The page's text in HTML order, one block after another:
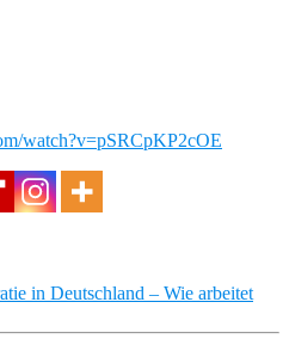
watch?v=pSRCpKP2cOE
in Deutschland – Wie arbeitet